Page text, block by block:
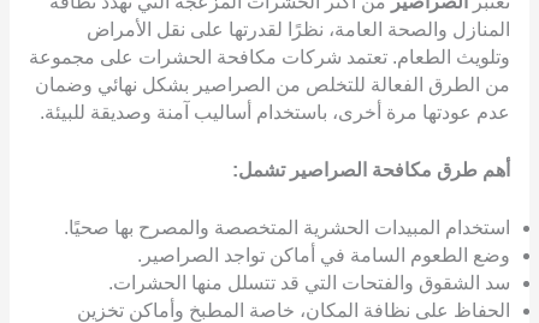
المنازل والصحة العامة، نظرًا لقدرتها على نقل الأمراض
وتلويث الطعام. تعتمد شركات مكافحة الحشرات على مجموعة
من الطرق الفعالة للتخلص من الصراصير بشكل نهائي وضمان
عدم عودتها مرة أخرى، باستخدام أساليب آمنة وصديقة للبيئة.
أهم طرق مكافحة الصراصير تشمل:
استخدام المبيدات الحشرية المتخصصة والمصرح بها صحيًا.
وضع الطعوم السامة في أماكن تواجد الصراصير.
سد الشقوق والفتحات التي قد تتسلل منها الحشرات.
الحفاظ على نظافة المكان، خاصة المطبخ وأماكن تخزين